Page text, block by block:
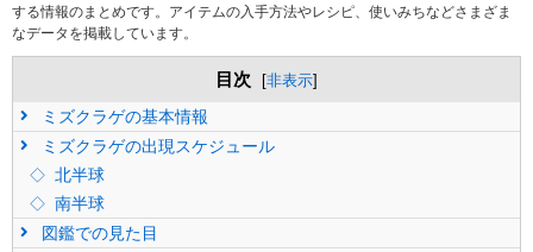
する情報のまとめです。アイテムの入手方法やレシピ、使いみちなどさまざま
なデータを掲載しています。
目次 [非表示]
ミズクラゲの基本情報
ミズクラゲの出現スケジュール
北半球
南半球
図鑑での見た目